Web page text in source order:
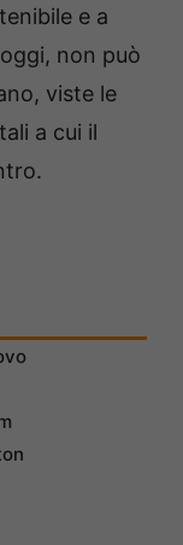
e a
non può
viste le
a cui il